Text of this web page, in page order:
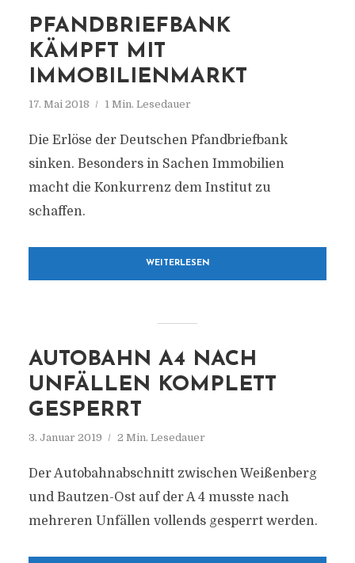
PFANDBRIEFBANK
KÄMPFT MIT
IMMOBILIENMARKT
17. Mai 2018 1 Min. Lesedauer
Die Erlöse der Deutschen Pfandbriefbank
sinken. Besonders in Sachen Immobilien
macht die Konkurrenz dem Institut zu
schaffen.
WEITERLESEN
AUTOBAHN A4 NACH
UNFÄLLEN KOMPLETT
GESPERRT
3. Januar 2019 2 Min. Lesedauer
Der Autobahnabschnitt zwischen Weißenberg
und Bautzen-Ost auf der A 4 musste nach
mehreren Unfällen vollends gesperrt werden.